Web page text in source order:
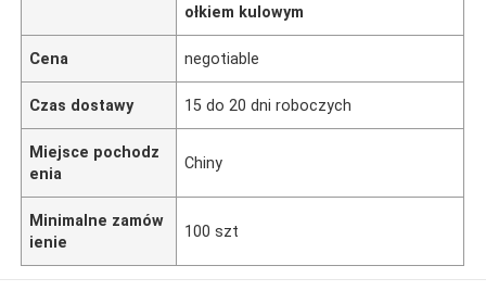
ołkiem kulowym
Cena negotiable
Czas dostawy 15 do 20 dni roboczych
Miejsce pochodz
enia
Chiny
Minimalne zamów
ienie
100 szt